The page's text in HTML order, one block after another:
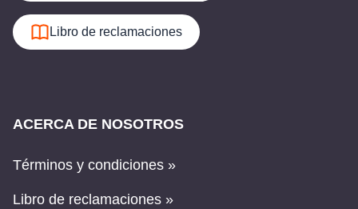
Libro de reclamaciones
ACERCA DE NOSOTROS
Términos y condiciones »
Libro de reclamaciones »